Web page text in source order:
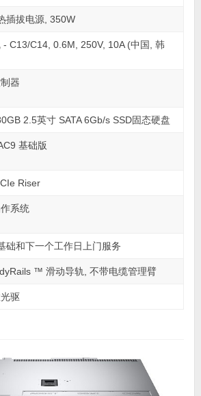
插拔电源, 350W
- C13/C14, 0.6M, 250V, 10A (中国, 韩
器
2.5英寸 SATA 6Gb/s SSD固态硬盘
基础版
Riser
系统
础和下一个工作日上门服务
™ 滑动导轨, 不带电缆管理臂
驱